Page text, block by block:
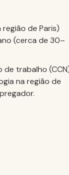
de Paris)
(cerca de 30–
trabalho
na região de